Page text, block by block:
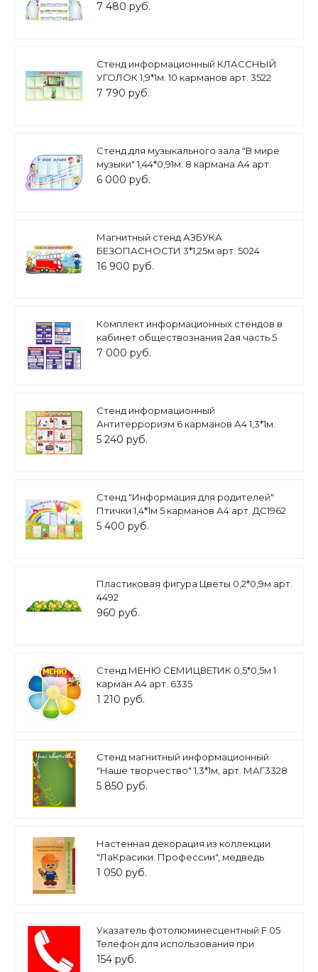
7 480 руб.
Стенд информационный КЛАССНЫЙ
УГОЛОК 1,9*1м. 10 карманов арт. 3522
7 790 руб.
Стенд для музыкального зала "В мире
музыки" 1,44*0,91м. 8 кармана А4 арт.
МС841
6 000 руб.
Магнитный стенд АЗБУКА
БЕЗОПАСНОСТИ 3*1,25м арт. 5024
16 900 руб.
Комплект информационных стендов в
кабинет обществознания 2ая часть 5
штук арт.ОБ371_2
7 000 руб.
Стенд информационный
Антитерроризм 6 карманов А4 1,3*1м.
арт. 1272
5 240 руб.
Стенд "Информация для родителей"
Птички 1,4*1м 5 карманов А4 арт. ДС1962
5 400 руб.
Пластиковая фигура Цветы 0,2*0,9м арт.
4492
960 руб.
Стенд МЕНЮ СЕМИЦВЕТИК 0,5*0,5м 1
карман А4 арт. 6335
1 210 руб.
Стенд магнитный информационный
"Наше творчество" 1,3*1м, арт. МАГ3328
5 850 руб.
Настенная декорация из коллекции
"ЛаКрасики. Профессии", медведь
рабочий, арт. ДЕК3159
1 050 руб.
Указатель фотолюминесцентный F 05
Телефон для использования при
пожаре арт. 3107
154 руб.